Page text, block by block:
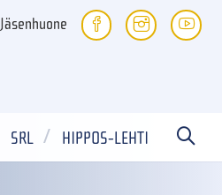
Jäsenhuone
SRL HIPPOS-LEHTI